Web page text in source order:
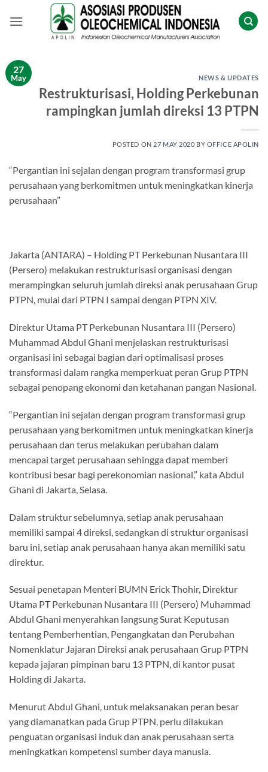
27
May NEWS & UPDATES
Restrukturisasi, Holding Perkebunan
rampingkan jumlah direksi 13 PTPN
POSTED ON 27 MAY 2020 BY OFFICE APOLIN
“Pergantian ini sejalan dengan program transformasi grup
perusahaan yang berkomitmen untuk meningkatkan kinerja
perusahaan”
Jakarta (ANTARA) – Holding PT Perkebunan Nusantara III
(Persero) melakukan restrukturisasi organisasi dengan
merampingkan seluruh jumlah direksi anak perusahaan Grup
PTPN, mulai dari PTPN I sampai dengan PTPN XIV.
Direktur Utama PT Perkebunan Nusantara III (Persero)
Muhammad Abdul Ghani menjelaskan restrukturisasi
organisasi ini sebagai bagian dari optimalisasi proses
transformasi dalam rangka memperkuat peran Grup PTPN
sebagai penopang ekonomi dan ketahanan pangan Nasional.
“Pergantian ini sejalan dengan program transformasi grup
perusahaan yang berkomitmen untuk meningkatkan kinerja
perusahaan dan terus melakukan perubahan dalam
mencapai target perusahaan sehingga dapat memberi
kontribusi besar bagi perekonomian nasional,” kata Abdul
Ghani di Jakarta, Selasa.
Dalam struktur sebelumnya, setiap anak perusahaan
memiliki sampai 4 direksi, sedangkan di struktur organisasi
baru ini, setiap anak perusahaan hanya akan memiliki satu
direktur.
Sesuai penetapan Menteri BUMN Erick Thohir, Direktur
Utama PT Perkebunan Nusantara III (Persero) Muhammad
Abdul Ghani menyerahkan langsung Surat Keputusan
tentang Pemberhentian, Pengangkatan dan Perubahan
Nomenklatur Jajaran Direksi anak perusahaan Grup PTPN
kepada jajaran pimpinan baru 13 PTPN, di kantor pusat
Holding di Jakarta.
Menurut Abdul Ghani, untuk melaksanakan peran besar
yang diamanatkan pada Grup PTPN, perlu dilakukan
penguatan organisasi induk dan anak perusahaan serta
meningkatkan kompetensi sumber daya manusia.